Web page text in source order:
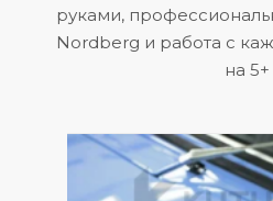
руками,
Nordberg и работа с
на 5+